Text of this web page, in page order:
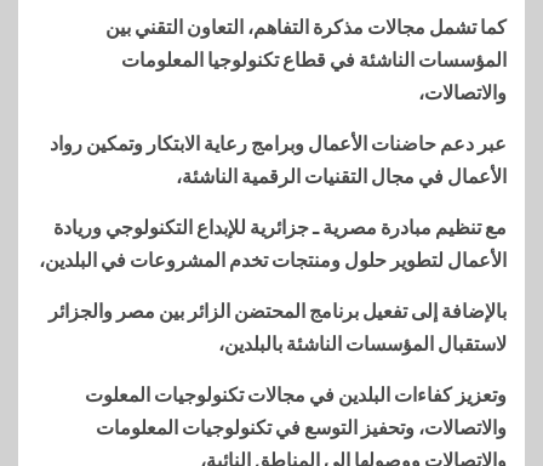
كما تشمل مجالات مذكرة التفاهم، التعاون التقني بين
المؤسسات الناشئة في قطاع تكنولوجيا المعلومات
والاتصالات،
عبر دعم حاضنات الأعمال وبرامج رعاية الابتكار وتمكين رواد
الأعمال في مجال التقنيات الرقمية الناشئة،
مع تنظيم مبادرة مصرية ـ جزائرية للإبداع التكنولوجي وريادة
الأعمال لتطوير حلول ومنتجات تخدم المشروعات في البلدين،
بالإضافة إلى تفعيل برنامج المحتضن الزائر بين مصر والجزائر
لاستقبال المؤسسات الناشئة بالبلدين،
وتعزيز كفاءات البلدين في مجالات تكنولوجيات المعلوت
والاتصالات، وتحفيز التوسع في تكنولوجيات المعلومات
والاتصالات ووصولها إلى المناطق النائية،